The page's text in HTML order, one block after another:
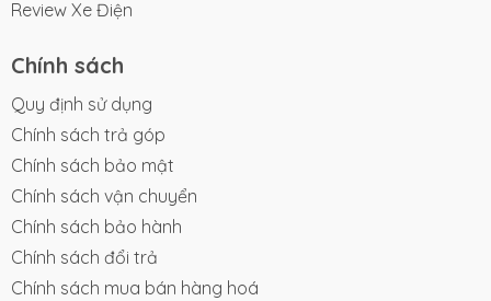
chỉ là một áo mưa thông thường mà là một phụ kiện
SMILE không ngần ngại chia sẻ những trải nghiệm
tích cực của họ. Hãy cùng khám phá những đánh giá
thực tế từ khách hàng đã trải nghiệm sản phẩm này.
Hướng Dẫn Sử Dụng và Bảo Quản
cấp hướng dẫn chi tiết về cách sử dụng và bảo quản
áo mưa SMILE, giúp bạn dễ dàng chăm sóc và duy trì
chất lượng sản phẩm trong thời gian dài.
Review Xe Điện
Chính sách
Quy định sử dụng
Chính sách trả góp
Chính sách bảo mật
Chính sách vận chuyển
Chính sách bảo hành
Chính sách đổi trả
Chính sách mua bán hàng hoá